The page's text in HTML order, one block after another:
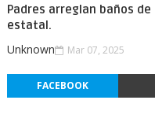
Padres arreglan baños
estatal.
Unknown Mar 07, 2025
FACEBOOK